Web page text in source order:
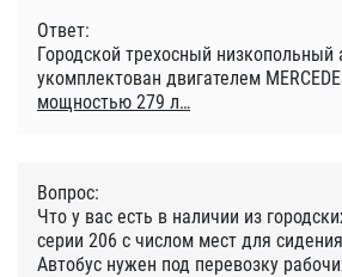
Ответ:
Городской трехосный
укомплектован двигателем
мощностью 279 л
Вопрос:
Что у вас есть в наличии из
серии 206 с числом мест для
Автобус нужен под перевозку